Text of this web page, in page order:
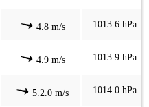
4.8 m/s 1013.6 hPa
4.9 m/s 1013.9 hPa
5.2.0 m/s 1014.0 hPa